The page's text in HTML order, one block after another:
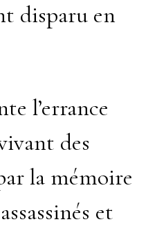
disparu en
l’errance
des
la mémoire
et